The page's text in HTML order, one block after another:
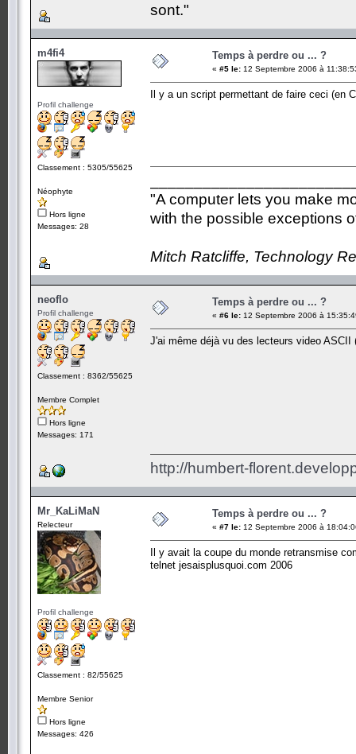
sont."
m4fi4
Profil challenge
Classement : 5305/55625
Néophyte
Hors ligne
Messages: 28
Temps à perdre ou ... ?
« #5 le: 12 Septembre 2006 à
Il y a un script permettant de faire ceci (en
"A computer lets you make
with the possible exceptions
Mitch Ratcliffe, Technology
neoflo
Profil challenge
Classement : 8362/55625
Membre Complet
Hors ligne
Messages: 171
Temps à perdre ou ... ?
« #6 le: 12 Septembre 2006 à
J'ai même déjà vu des lecteurs video
http://humbert-
Mr_KaLiMaN
Relecteur
Profil challenge
Classement : 82/55625
Membre Senior
Hors ligne
Messages: 426
Temps à perdre ou ... ?
« #7 le: 12 Septembre 2006 à
Il y avait la coupe du monde retransmise
telnet jesaisplusquoi.com 2006